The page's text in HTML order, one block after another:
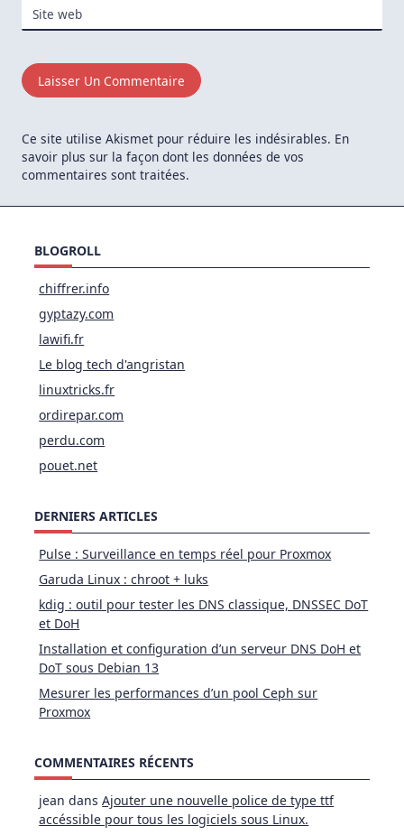
Site web
Ce site utilise Akismet pour réduire les indésirables. En
savoir plus sur la façon dont les données de vos
commentaires sont traitées.
BLOGROLL
chiffrer.info
gyptazy.com
lawifi.fr
Le blog tech d'angristan
linuxtricks.fr
ordirepar.com
perdu.com
pouet.net
DERNIERS ARTICLES
Pulse : Surveillance en temps réel pour Proxmox
Garuda Linux : chroot + luks
kdig : outil pour tester les DNS classique, DNSSEC DoT
et DoH
Installation et configuration d’un serveur DNS DoH et
DoT sous Debian 13
Mesurer les performances d’un pool Ceph sur
Proxmox
COMMENTAIRES RÉCENTS
jean dansAjouter une nouvelle police de type ttf
accéssible pour tous les logiciels sous Linux.